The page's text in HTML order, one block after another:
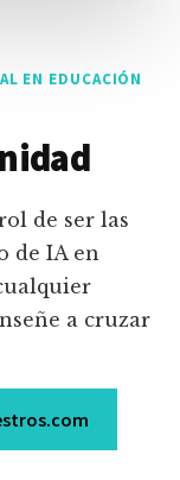
EN EDUCACIÓN
de ser las
de IA en
a cruzar